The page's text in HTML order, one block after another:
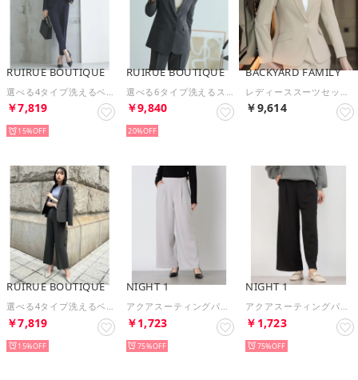
RUIRUE BOUTIQUE
選べる4タイプ洗えるベーシックビジネススーツパンツセット （Aセット/ダークネイビー）
￥7,819
15%
RUIRUE BOUTIQUE
選べる6タイプ洗えるスタイリッシュビジネススーツパンツセット （Aセット/ダークグレー）
￥9,840
20%
BACKYARD FAMILY
レディーススーツセット pkyq8917b （ベージュ）
￥9,614
RUIRUE BOUTIQUE
選べる4タイプ洗えるベーシックビジネススーツパンツセット （Bセット/ダークグレー）
￥7,819
15%
NIGHT 1
アクアスーティングパンツ パンツ （ライトグレー）
￥1,723
75%
NIGHT 1
アクアスーティングパンツ パンツ （ブラック）
￥1,723
75%